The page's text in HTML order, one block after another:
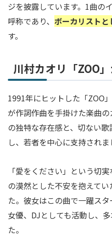
ジを披露しています。1曲の
呼称であり、 ボーカリスト
す。
川村カオリ「ZOO
1991年にヒットした「ZOO
が作詞作曲を手掛けた楽曲
の独特な存在感と、切ない
し、若者を中心に支持されま
「愛をください」という切
の漠然とした不安を抱えて
た。彼女はこの曲で一躍ス
女優、DJとしても活動し、
た。